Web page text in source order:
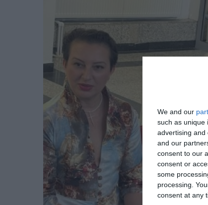
We and our
such as unique
advertising and
and our
consent to our
consent or
some
processing.
consent at any